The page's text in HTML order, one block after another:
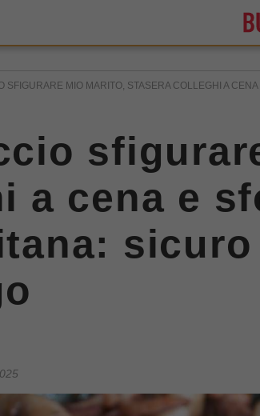
SFIGURARE MIO MARITO, STASERA COLLEGHI A
a cena e